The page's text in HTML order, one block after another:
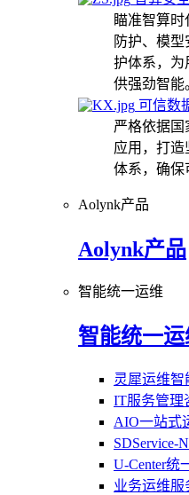
瞄准智算
防护、模
护体系，为
供强劲智能
可信数
严格依据国
应用，打造
体系，确保
Aolynk产品
Aolynk产品
智能统一运维
智能统一运
灵犀运维智
IT服务管理
AIO一站式
SDService-
U-Center统
业务运维服